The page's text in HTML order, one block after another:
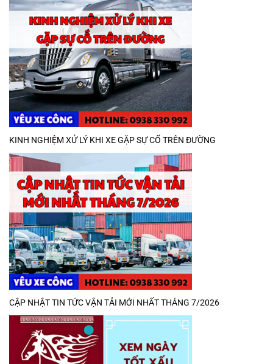
KINH NGHIỆM XỬ LÝ KHI XE GẶP SỰ CỐ TRÊN ĐƯỜNG
CẬP NHẬT TIN TỨC VẬN TẢI MỚI NHẤT THÁNG 7/2026